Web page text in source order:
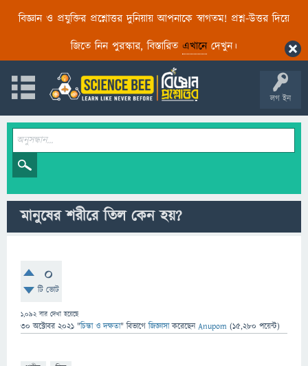
বিজ্ঞান ও প্রযুক্তির প্রশ্নোত্তর দুনিয়ায় আপনাকে স্বাগতম! প্রশ্ন-উত্তর দিয়ে
জিতে নিন পুরস্কার, বিস্তারিত এখানেদেখুন।
লগ ইন
মানুষের শরীরে তিল কেন হয়?
0
টি ভোট
1,092বার দেখা হয়েছে
30 অক্টোবর 2021 "চিন্তা ও দক্ষতা" বিভাগে জিজ্ঞাসাকরেছেনAnupom (15,280 পয়েন্ট)